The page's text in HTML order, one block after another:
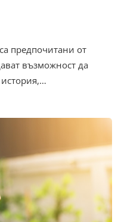
предпочитани от
възможност да